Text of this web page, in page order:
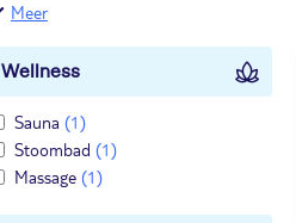
Meer
Wellness
Sauna (1)
Stoombad (1)
Massage (1)